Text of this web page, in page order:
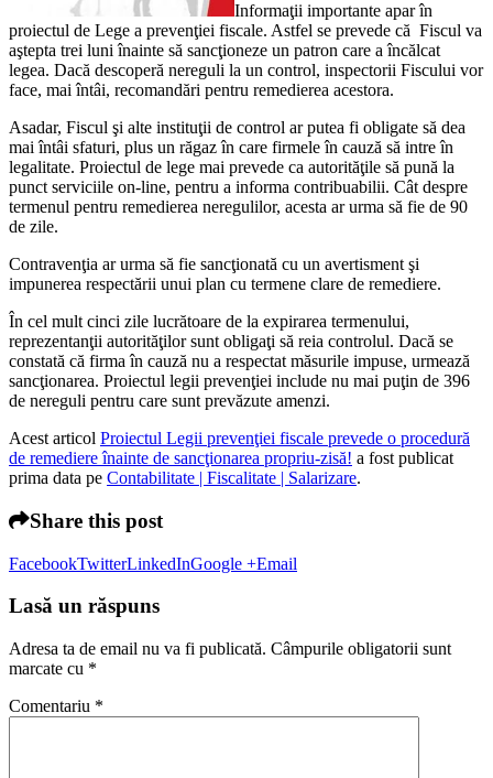
Informaţii importante apar în
proiectul de Lege a prevenţiei fiscale. Astfel se prevede că Fiscul va
aştepta trei luni înainte să sancţioneze un patron care a încălcat
legea. Dacă descoperă nereguli la un control, inspectorii Fiscului vor
face, mai întâi, recomandări pentru remedierea acestora.
Asadar, Fiscul şi alte instituţii de control ar putea fi obligate să dea
mai întâi sfaturi, plus un răgaz în care firmele în cauză să intre în
legalitate. Proiectul de lege mai prevede ca autorităţile să pună la
punct serviciile on-line, pentru a informa contribuabilii. Cât despre
termenul pentru remedierea neregulilor, acesta ar urma să fie de 90
de zile.
Contravenţia ar urma să fie sancţionată cu un avertisment şi
impunerea respectării unui plan cu termene clare de remediere.
În cel mult cinci zile lucrătoare de la expirarea termenului,
reprezentanţii autorităţilor sunt obligaţi să reia controlul. Dacă se
constată că firma în cauză nu a respectat măsurile impuse, urmează
sancţionarea. Proiectul legii prevenţiei include nu mai puţin de 396
de nereguli pentru care sunt prevăzute amenzi.
Acest articol Proiectul Legii prevenţiei fiscale prevede o procedură
de remediere înainte de sancţionarea propriu-zisă! a fost publicat
prima data pe Contabilitate | Fiscalitate | Salarizare.
Share this post
FacebookTwitterLinkedInGoogle +Email
Lasă un răspuns
Adresa ta de email nu va fi publicată. Câmpurile obligatorii sunt
marcate cu *
Comentariu *